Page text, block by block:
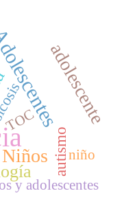
Niños
adolescente
autismo
TOC
niño
y adolescentes